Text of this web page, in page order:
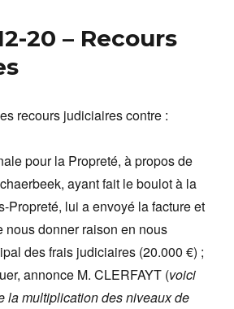
20 – Recours
recours judiciaires contre :
pour la Propreté, à propos de
ayant fait le boulot à la
Propreté, lui a envoyé la facture et
nous donner raison en nous
des frais judiciaires (20.000 €) ;
annonce M. CLERFAYT (voici
la multiplication des niveaux de